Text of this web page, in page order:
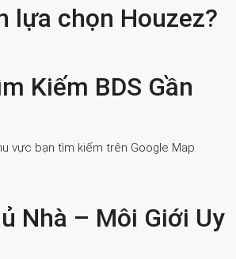
lựa chọn Houzez?
Kiếm BDS Gần
vực bạn tìm kiếm trên Google Map.
Nhà – Môi Giới Uy